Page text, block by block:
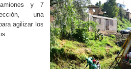
y 7
una
agilizar los